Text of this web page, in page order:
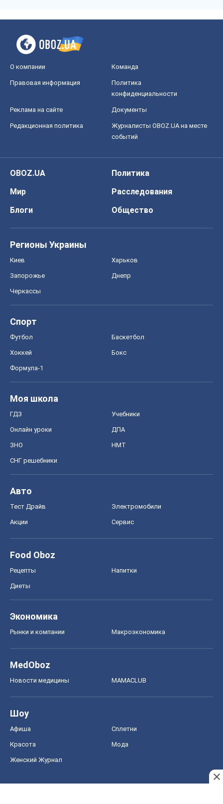
О компании Команда
Правовая информация
Политика
конфиденциальности
Реклама на сайте Документы
Редакционная политика
Журналисты OBOZ.UA на месте
событий
OBOZ.UA
Политика
Мир
Расследования
Блоги
Общество
Регионы Украины
Киев Харьков
Запорожье Днепр
Черкассы
Спорт
Футбол Баскетбол
Хоккей Бокс
Формула-1
Моя школа
ГДЗ Учебники
Онлайн уроки ДПА
ЗНО НМТ
СНГ решебники
Авто
Тест Драйв Электромобили
Акции Сервис
Food Oboz
Рецепты Напитки
Диеты
Экономика
Рынки и компании Mакроэкономика
MedOboz
Новости медицины MAMACLUB
Шоу
Афиша Сплетни
Красота Мода
Женский Журнал